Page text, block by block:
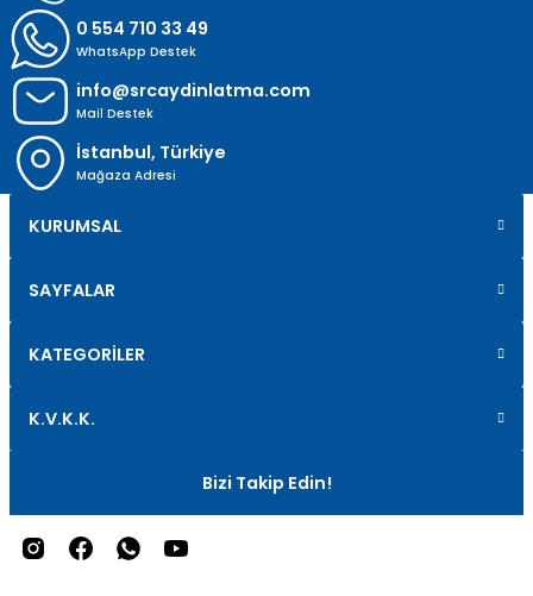
0 554 710 33 49
WhatsApp Destek
info@srcaydinlatma.com
Mail Destek
İstanbul, Türkiye
Mağaza Adresi
KURUMSAL
SAYFALAR
KATEGORİLER
K.V.K.K.
Bizi Takip Edin!